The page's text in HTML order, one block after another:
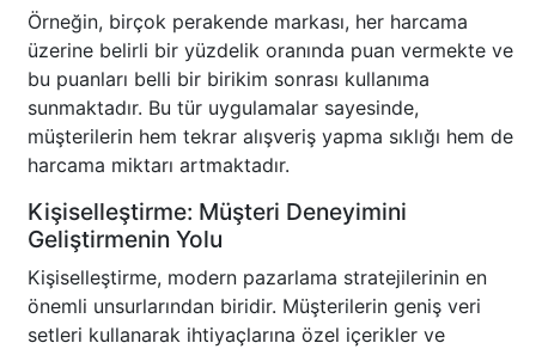
Örneğin, birçok perakende markası, her harcama
üzerine belirli bir yüzdelik oranında puan vermekte ve
bu puanları belli bir birikim sonrası kullanıma
sunmaktadır. Bu tür uygulamalar sayesinde,
müşterilerin hem tekrar alışveriş yapma sıklığı hem de
harcama miktarı artmaktadır.
Kişiselleştirme: Müşteri Deneyimini
Geliştirmenin Yolu
Kişiselleştirme, modern pazarlama stratejilerinin en
önemli unsurlarından biridir. Müşterilerin geniş veri
setleri kullanarak ihtiyaçlarına özel içerikler ve